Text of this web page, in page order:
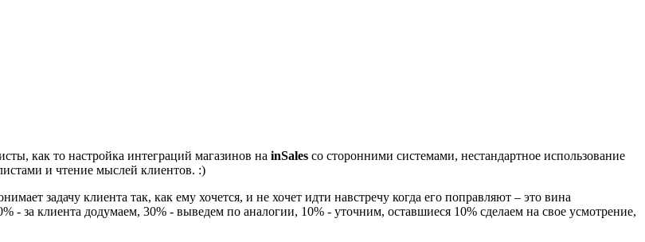
как то настройка интеграций магазинов на inSales со сторонними системами, нестандартное использование
и чтение мыслей клиентов. :)
задачу клиента так, как ему хочется, и не хочет идти навстречу когда его поправляют – это вина
- за клиента додумаем, 30% - выведем по аналогии, 10% - уточним, оставшиеся 10% сделаем на свое усмотрение,